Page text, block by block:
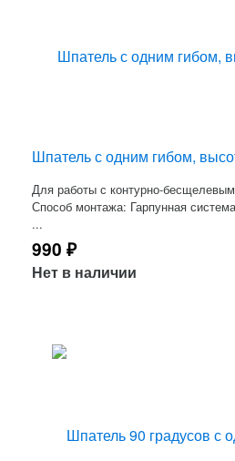
Шпатель с одним гибом,
Для работы с контурно-
Способ монтажа: Гарпунная система
...
990 ₽
Нет в наличии